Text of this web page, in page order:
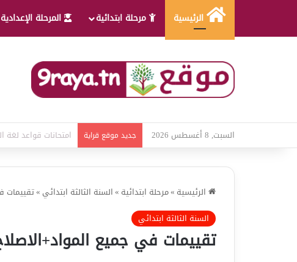
الرئيسية مرحلة ابتدائية المرحلة الإعدادية
السبت, 8 أغسطس 2026 جديد موقع قراية امتحانات قواعد لغة
الرئيسية »مرحلة ابتدائية »السنة الثالثة ابتدائي »تقييمات
السنة الثالثة ابتدائي
تقييمات في جميع